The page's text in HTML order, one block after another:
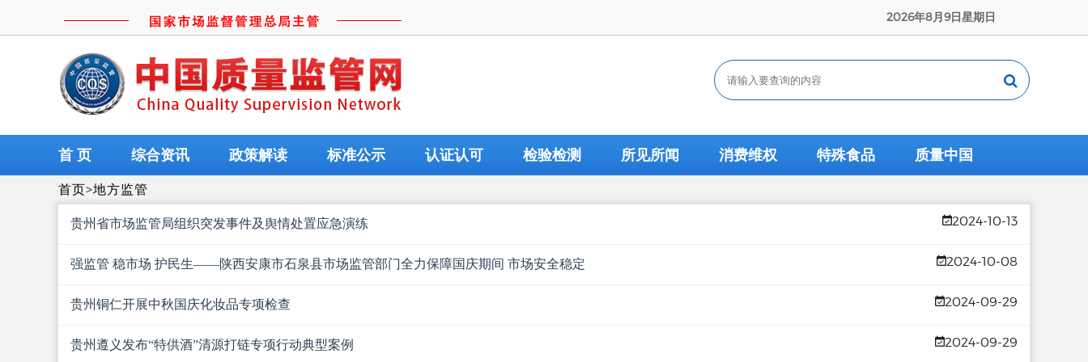
2026年8月9日星期日
首 页 综合资讯 政策解读 标准公示 认证认可 检验检测 所见所闻 消费维权 特殊食品 质量中国
首页>地方监管
贵州省市场监管局组织突发事件及舆情处置应急演练 2024-10-13
强监管 稳市场 护民生——陕西安康市石泉县市场监管部门全力保障国庆期间 市场安全稳定 2024-10-08
贵州铜仁开展中秋国庆化妆品专项检查 2024-09-29
贵州遵义发布“特供酒”清源打链专项行动典型案例 2024-09-29